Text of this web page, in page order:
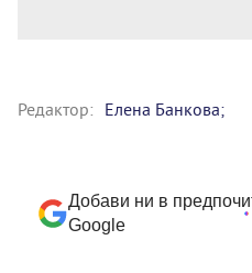
Редактор: Елена Банкова;
Добави ни в
Google